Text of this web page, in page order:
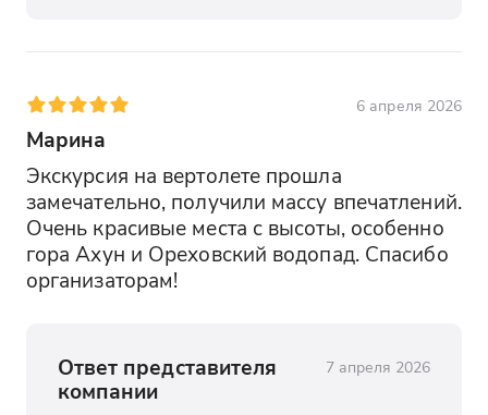
6 апреля 2026
Марина
Экскурсия на вертолете прошла
замечательно, получили массу впечатлений.
Очень красивые места с высоты, особенно
гора Ахун и Ореховский водопад. Спасибо
организаторам!
Ответ представителя
компании
7 апреля 2026